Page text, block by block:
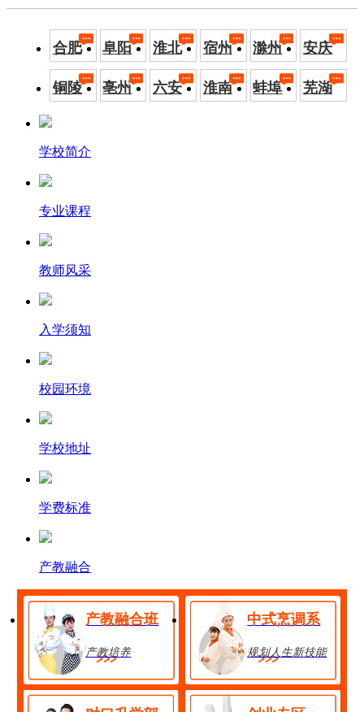
合肥 阜阳 淮北 宿州 滁州 安庆
铜陵 亳州 六安 淮南 蚌埠 芜湖
学校简介
专业课程
教师风采
入学须知
校园环境
学校地址
学费标准
产教融合
产教融合班
产教培养
中式烹调系
规划人生新技能